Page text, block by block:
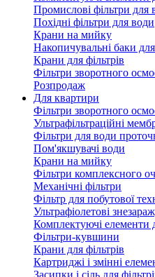
Промислові фільтри для
Похідні фільтри для води
Крани на мийку
Накопичувальні баки
Крани для фільтрів
Фільтри зворотного
Розпродаж
Для квартири
Фільтри зворотного
Ультрафільтраційні
Фільтри для води
Пом'якшувачі води
Крани на мийку
Фільтри комплексного
Механічні фільтри
Фільтр для побутової
Ультрафіолетові
Комплектуючі елементи
Фільтри-кувшини
Крани для фільтрів
Картриджі і змінні
Засипки і сіль для